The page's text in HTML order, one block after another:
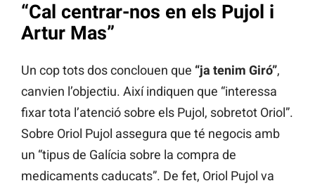
“Cal centrar-nos en els Pujol i
Artur Mas”
Un cop tots dos conclouen que “ja tenim Giró”,
canvien l’objectiu. Així indiquen que “interessa
fixar tota l’atenció sobre els Pujol, sobretot Oriol”.
Sobre Oriol Pujol assegura que té negocis amb
un “tipus de Galícia sobre la compra de
medicaments caducats”. De fet, Oriol Pujol va